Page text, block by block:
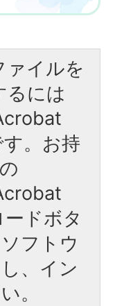
ァイルを
るには
。お持
ドボタ
フトウ
、イン
。